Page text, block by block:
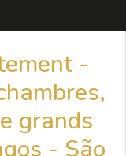
-
grands